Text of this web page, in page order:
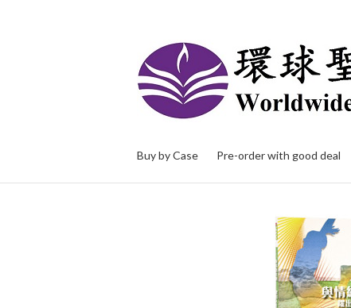
Buy by Case Pre-order with good deal